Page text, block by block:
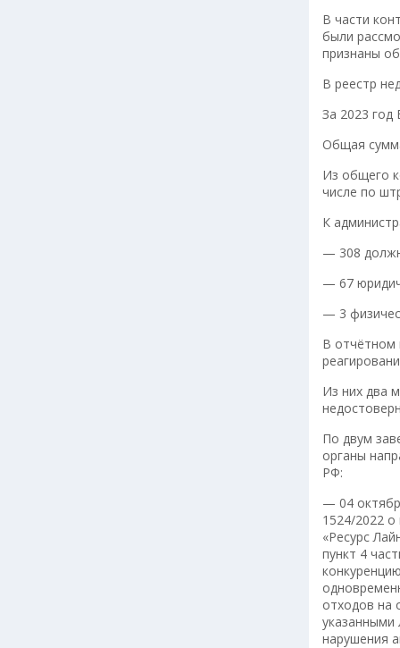
В части
были
признаны
В реестр
За 2023
Общая
Из общего
числе по
К
— 308
— 67
— 3
В отчётном
Из них два
По двум
органы
РФ:
— 04
1524/2022
«Ресурс
пункт 4
отходов на
указанными
нарушения